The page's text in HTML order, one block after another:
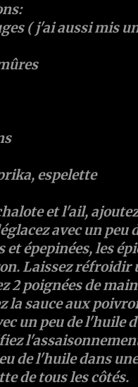
( j'ai aussi mis
espelette
et l'ail,
avec un peu
et épepinées, les
Laissez réfroidir
2 poignées de
la sauce aux
un peu de l'huile
de l'huile dans
de tous les côtés.